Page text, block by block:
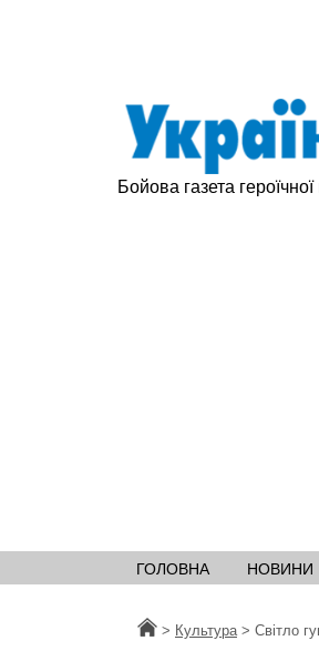
Бойова газета героїчної
ГОЛОВНА НОВИНИ
Головна
> Культура > Світло